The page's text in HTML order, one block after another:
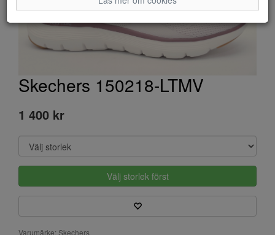
Skechers 150218-LTMV
1 400 kr
Välj storlek först
Varumärke: Skechers